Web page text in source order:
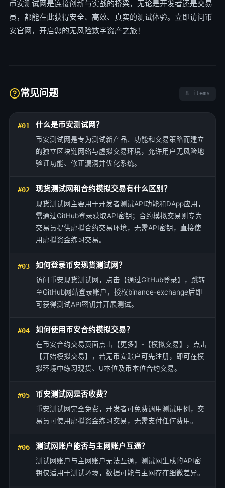
币安测试网是连接创新与实战的桥梁，无论是开发者还是交易
员，都能在此获得安全、高效、真实的测试体验。立即访问币
安官网，开启您的无风险数字资产之旅！
常见问题 8 items
#01 什么是币安测试网？
币安测试网是专为测试新产品、功能和交易策略而建立
的独立区块链网络与虚拟交易环境，允许用户无风险地
验证功能、修正漏洞并优化系统。
#02 现货测试网和合约模拟交易有什么区别？
现货测试网主要用于开发者测试API功能和DApp应用，
需通过GitHub登录获取API密钥；合约模拟交易则专为
交易员提供虚拟合约交易环境，无需API密钥，直接使
用虚拟资金练习交易。
#03 如何登录币安现货测试网？
访问币安现货测试网，点击【通过GitHub登录】，跳转
至GitHub网站登录账户，授权binance-exchange后即
可获得测试API密钥并开展测试。
#04 如何使用币安合约模拟交易？
在币安合约交易页面点击【更多】-【模拟交易】，点击
【开始模拟交易】，若无币安账户可先注册，即可在模
拟环境中练习现货、U本位及币本位合约交易。
#05 币安测试网是否收费？
币安测试网完全免费，开发者可免费调用测试用例，交
易员可使用虚拟资金练习交易，无需支付任何费用。
#06 测试网账户能否与主网账户互通？
测试网账户与主网账户无法互通，测试网生成的API密
钥仅适用于测试环境，数据可能与主网存在细微差异。